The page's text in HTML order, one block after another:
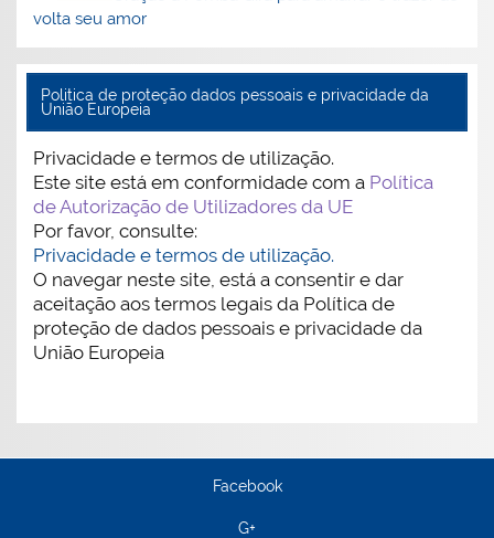
volta seu amor
Politica de proteção dados pessoais e privacidade da
União Europeia
Privacidade e termos de utilização.
Este site está em conformidade com a Política
de Autorização de Utilizadores da UE
Por favor, consulte:
Privacidade e termos de utilização.
O navegar neste site, está a consentir e dar
aceitação aos termos legais da Política de
proteção de dados pessoais e privacidade da
União Europeia
Facebook
G+